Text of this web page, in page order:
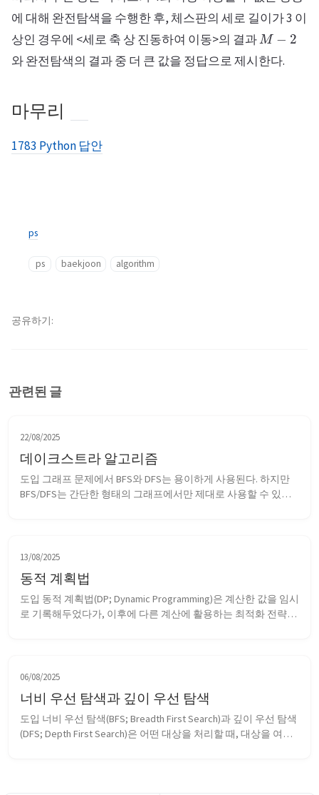
에 대해 완전탐색을 수행한 후, 체스판의 세로 길이가 3 이
상인 경우에 <세로 축 상 진동하여 이동>의 결과 M −
와 완전탐색의 결과 중 더 큰 값을 정답으로 제시한다.
마무리
1783 Python 답안
ps
ps baekjoon algorithm
공유하기
관련된 글
22/08/2025
데이크스트라 알고리즘
도입 그래프 문제에서 BFS와 DFS는 용이하게 사용된다. 하지만
BFS/DFS는 간단한 형태의 그래프에서만 제대로 사용할 수 있다.
를 1로 간주한 것...
13/08/2025
동적 계획법
도입 동적 계획법(DP; Dynamic Programming)은 계산한 값을 임시
로 기록해두었다가, 이후에 다른 계산에 활용하는 최적화 전략이
용하는 전략들은 분할 정...
06/08/2025
너비 우선 탐색과 깊이 우선 탐색
도입 너비 우선 탐색(BFS; Breadth First Search)과 깊이 우선 탐색
(DFS; Depth First Search)은 어떤 대상을 처리할 때, 대상을 여러